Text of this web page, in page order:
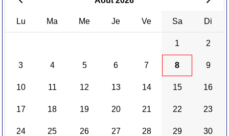
Lu Ma Me Je Ve Sa Di
1 2
3 4 5 6 7 8 9
10 11 12 13 14 15 16
17 18 19 20 21 22 23
24 25 26 27 28 29 30